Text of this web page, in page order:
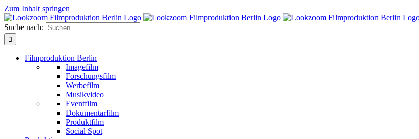
Zum Inhalt springen
Suche nach:
Filmproduktion Berlin
Imagefilm
Forschungsfilm
Werbefilm
Musikvideo
Eventfilm
Dokumentarfilm
Produktfilm
Social Spot